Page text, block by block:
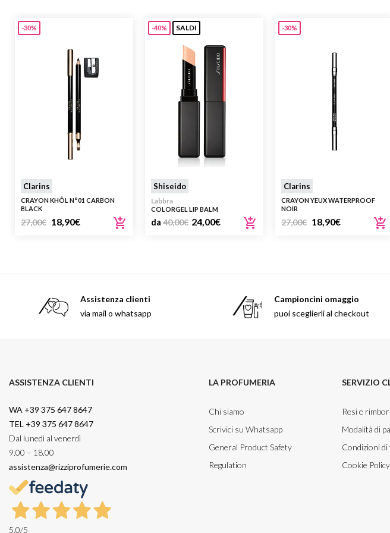
-30%
Clarins
CRAYON KHÔL N°01 CARBON
BLACK
27,00€ 18,90€
-40% SALDI
Shiseido
Labbra
COLORGEL LIP BALM
da 40,00€ 24,00€
-30%
Clarins
CRAYON YEUX WATERPROOF
NOIR
27,00€ 18,90€
Assistenza clienti
via mail o whatsapp
Campioncini omaggio
puoi sceglierli al checkout
ASSISTENZA CLIENTI
WA +39 375 647 8647
TEL +39 375 647 8647
Dal lunedì al venerdì
9.00 – 18.00
assistenza@rizziprofumerie.com
5,0/5
LA PROFUMERIA
Chi siamo
Scrivici su Whatsapp
General Product Safety
Regulation
SERVIZIO
Resi e
Modalità di
Condizioni di
Cookie Policy